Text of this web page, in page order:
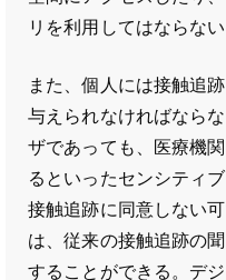
リを利用してはならない
また、個人には接触追
与えられなければなら
ザであっても、医療機
るといったセンシティ
接触追跡に同意しない
は、従来の接触追跡の
することができる。デ